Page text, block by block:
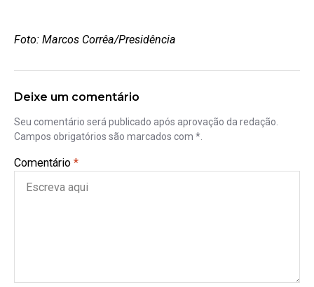
Foto: Marcos Corrêa/Presidência
Deixe um comentário
Seu comentário será publicado após aprovação da redação.
Campos obrigatórios são marcados com *.
Comentário *